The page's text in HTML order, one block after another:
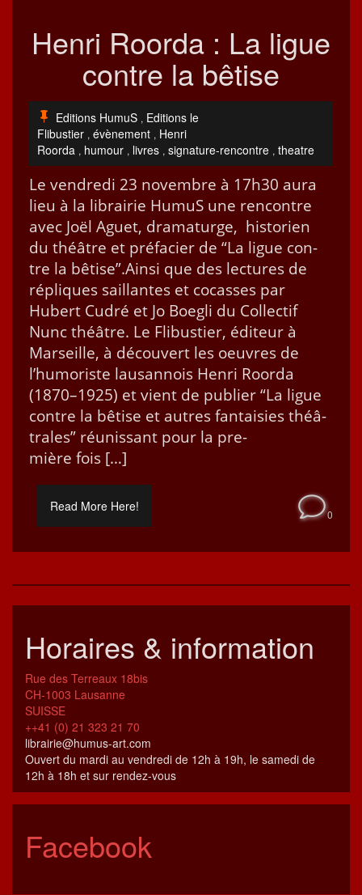
Henri Roorda : La ligue
contre la bêtise
Editions HumuS , Editions le
Flibustier , évènement , Henri
Roorda , humour , livres , signature-rencontre , theatre
Le ven­dre­di 23 novem­bre à 17h30 aura
lieu à la librairie HumuS une ren­con­tre
avec Joël Aguet, dra­maturge, his­to­rien
du théâtre et pré­faci­er de “La ligue con­
tre la bêtise”.Ain­si que des lec­tures de
répliques sail­lantes et cocass­es par
Hubert Cud­ré et Jo Boegli du Col­lec­tif
Nunc théâtre. Le Fli­busti­er, édi­teur à
Mar­seille, à décou­vert les oeu­vres de
l’hu­moriste lau­san­nois Hen­ri Roor­da
(1870–1925) et vient de pub­li­er “La ligue
con­tre la bêtise et autres fan­taisies théâ­
trales” réu­nis­sant pour la pre­
mière fois […]
Read More Here!
0
Horaires & information
Rue des Terreaux 18bis
CH-1003 Lausanne
SUISSE
++41 (0) 21 323 21 70
librairie@humus-art.com
Ouvert du mardi au vendredi de 12h à 19h, le samedi de
12h à 18h et sur rendez-vous
Facebook